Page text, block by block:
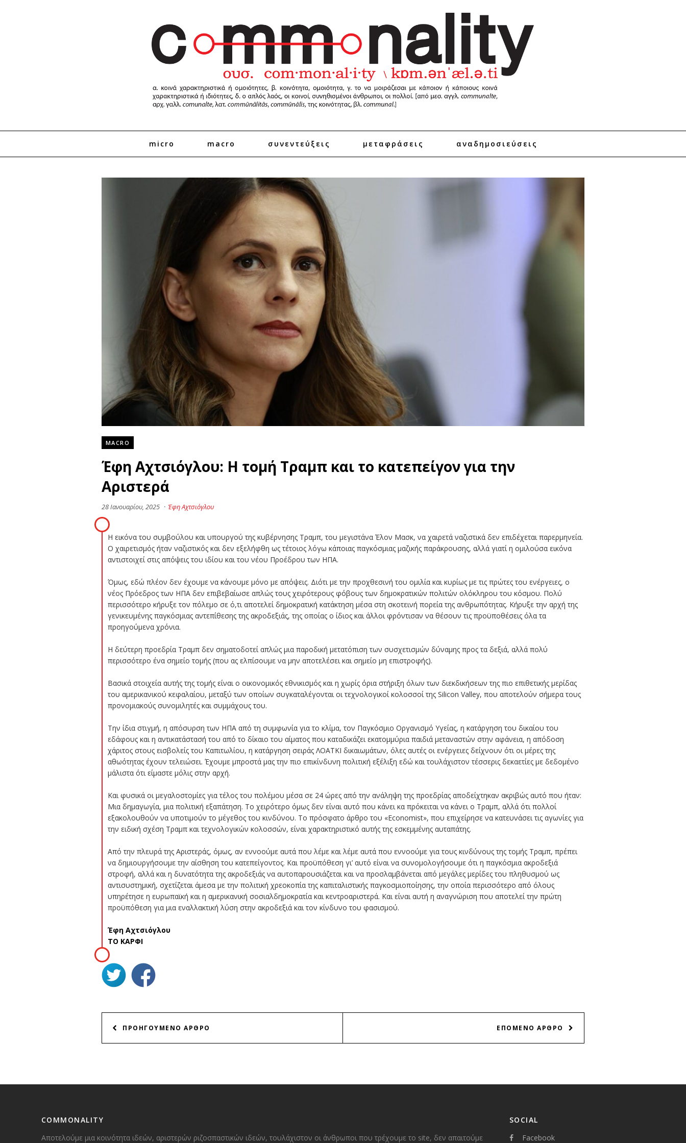
micro macro συνεντεύξεις μεταφράσεις αναδημοσιεύσεις
MACRO
Έφη Αχτσιόγλου: Η τομή Τραμπ και το κατεπείγον για την
Αριστερά
28 Ιανουαρίου, 2025 · Έφη Αχτσιόγλου
Η εικόνα του συμβούλου και υπουργού της κυβέρνησης Τραμπ, του μεγιστάνα Έλον Μασκ, να χαιρετά ναζιστικά δεν επιδέχεται παρερμηνεία.
Ο χαιρετισμός ήταν ναζιστικός και δεν εξελήφθη ως τέτοιος λόγω κάποιας παγκόσμιας μαζικής παράκρουσης, αλλά γιατί η ομιλούσα εικόνα
αντιστοιχεί στις απόψεις του ιδίου και του νέου Προέδρου των ΗΠΑ.
Όμως, εδώ πλέον δεν έχουμε να κάνουμε μόνο με απόψεις. Διότι με την προχθεσινή του ομιλία και κυρίως με τις πρώτες του ενέργειες, ο
νέος Πρόεδρος των ΗΠΑ δεν επιβεβαίωσε απλώς τους χειρότερους φόβους των δημοκρατικών πολιτών ολόκληρου του κόσμου. Πολύ
περισσότερο κήρυξε τον πόλεμο σε ό,τι αποτελεί δημοκρατική κατάκτηση μέσα στη σκοτεινή πορεία της ανθρωπότητας. Κήρυξε την αρχή της
γενικευμένης παγκόσμιας αντεπίθεσης της ακροδεξιάς, της οποίας ο ίδιος και άλλοι φρόντισαν να θέσουν τις προϋποθέσεις όλα τα
προηγούμενα χρόνια.
Η δεύτερη προεδρία Τραμπ δεν σηματοδοτεί απλώς μια παροδική μετατόπιση των συσχετισμών δύναμης προς τα δεξιά, αλλά πολύ
περισσότερο ένα σημείο τομής (που ας ελπίσουμε να μην αποτελέσει και σημείο μη επιστροφής).
Βασικά στοιχεία αυτής της τομής είναι ο οικονομικός εθνικισμός και η χωρίς όρια στήριξη όλων των διεκδικήσεων της πιο επιθετικής μερίδας
του αμερικανικού κεφαλαίου, μεταξύ των οποίων συγκαταλέγονται οι τεχνολογικοί κολοσσοί της Silicon Valley, που αποτελούν σήμερα τους
προνομιακούς συνομιλητές και συμμάχους του.
Την ίδια στιγμή, η απόσυρση των ΗΠΑ από τη συμφωνία για το κλίμα, τον Παγκόσμιο Οργανισμό Υγείας, η κατάργηση του δικαίου του
εδάφους και η αντικατάστασή του από το δίκαιο του αίματος που καταδικάζει εκατομμύρια παιδιά μεταναστών στην αφάνεια, η απόδοση
χάριτος στους εισβολείς του Καπιτωλίου, η κατάργηση σειράς ΛΟΑΤΚΙ δικαιωμάτων, όλες αυτές οι ενέργειες δείχνουν ότι οι μέρες της
αθωότητας έχουν τελειώσει. Έχουμε μπροστά μας την πιο επικίνδυνη πολιτική εξέλιξη εδώ και τουλάχιστον τέσσερις δεκαετίες με δεδομένο
μάλιστα ότι είμαστε μόλις στην αρχή.
Και φυσικά οι μεγαλοστομίες για τέλος του πολέμου μέσα σε 24 ώρες από την ανάληψη της προεδρίας αποδείχτηκαν ακριβώς αυτό που ήταν:
Μια δημαγωγία, μια πολιτική εξαπάτηση. Το χειρότερο όμως δεν είναι αυτό που κάνει κα πρόκειται να κάνει ο Τραμπ, αλλά ότι πολλοί
εξακολουθούν να υποτιμούν το μέγεθος του κινδύνου. Το πρόσφατο άρθρο του «Economist», που επιχείρησε να κατευνάσει τις αγωνίες για
την ειδική σχέση Τραμπ και τεχνολογικών κολοσσών, είναι χαρακτηριστικό αυτής της εσκεμμένης αυταπάτης.
Από την πλευρά της Αριστεράς, όμως, αν εννοούμε αυτά που λέμε και λέμε αυτά που εννοούμε για τους κινδύνους της τομής Τραμπ, πρέπει
να δημιουργήσουμε την αίσθηση του κατεπείγοντος. Και προϋπόθεση γι’ αυτό είναι να συνομολογήσουμε ότι η παγκόσμια ακροδεξιά
στροφή, αλλά και η δυνατότητα της ακροδεξιάς να αυτοπαρουσιάζεται και να προσλαμβάνεται από μεγάλες μερίδες του πληθυσμού ως
αντισυστημική, σχετίζεται άμεσα με την πολιτική χρεοκοπία της καπιταλιστικής παγκοσμιοποίησης, την οποία περισσότερο από όλους
υπηρέτησε η ευρωπαϊκή και η αμερικανική σοσιαλδημοκρατία και κεντροαριστερά. Και είναι αυτή η αναγνώριση που αποτελεί την πρώτη
προϋπόθεση για μια εναλλακτική λύση στην ακροδεξιά και τον κίνδυνο του φασισμού.
Έφη Αχτσιόγλου
ΤΟ ΚΑΡΦΙ
ΑΡΘΡΩΝ
ΕΠΟΜΕΝΟ ΑΡΘΡΟ
ΠΡΟΗΓΟΥΜΕΝΟ ΑΡΘΡΟ
COMMONALITY
Αποτελούμε μια κοινότητα ιδεών, αριστερών ριζοσπαστικών ιδεών, τουλάχιστον οι άνθρωποι που τρέχουμε το site, δεν απαιτούμε
SOCIAL
Facebook